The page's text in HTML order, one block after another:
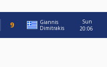
Giannis
Dimitrakis
Sun
20:06